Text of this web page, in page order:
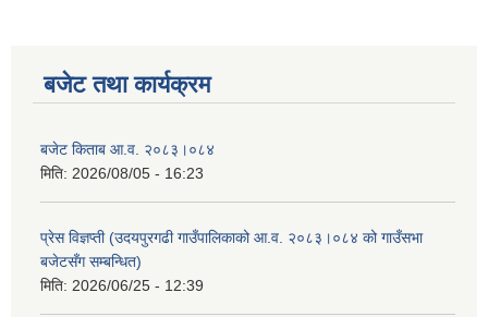
बजेट तथा कार्यक्रम
बजेट किताब आ.व. २०८३।०८४
मिति: 2026/08/05 - 16:23
प्रेस विज्ञप्ती (उदयपुरगढी गाउँपालिकाको आ.व. २०८३।०८४ को गाउँसभा
बजेटसँग सम्बन्धित)
मिति: 2026/06/25 - 12:39